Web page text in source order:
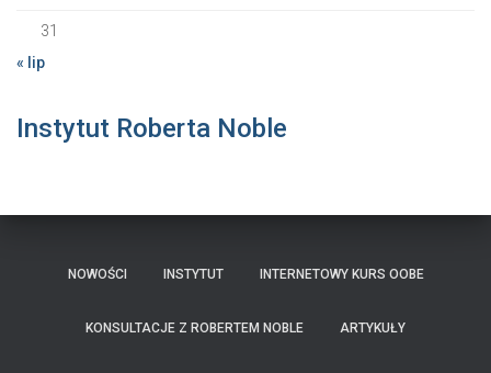
31
« lip
Instytut Roberta Noble
NOWOŚCI INSTYTUT INTERNETOWY KURS OOBE
KONSULTACJE Z ROBERTEM NOBLE ARTYKUŁY